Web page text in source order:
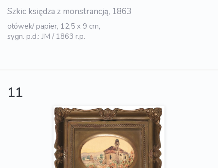
Szkic księdza z monstrancją, 1863
ołówek/ papier, 12,5 x 9 cm,
sygn. p.d.: JM / 1863 r.p.
11